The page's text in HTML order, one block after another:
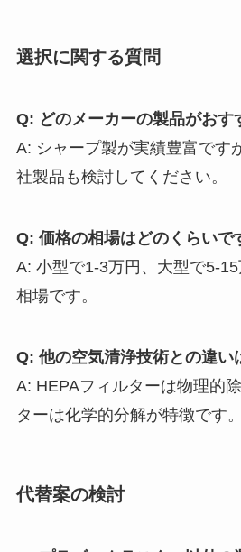
選択に関する質問
Q: どのメーカーの製品がおす
A: シャープ製が実績豊富です
社製品も検討してください。
Q: 価格の相場はどのくらいで
A: 小型で1-3万円、大型で5-
相場です。
Q: 他の空気清浄技術との違い
A: HEPAフィルターは物理的
ターは化学的分解が特徴です。
代替案の検討